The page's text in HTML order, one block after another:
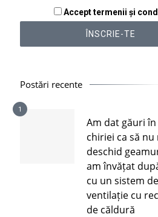
Accept termenii și
Postări recente
1
Am dat găuri
chiriei ca să nu
deschid
am învățat
cu un sistem de
ventilație cu
de căldură